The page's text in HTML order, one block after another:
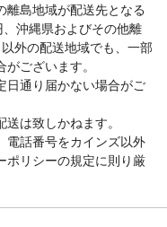
離島地域が配送先となる
沖縄県およびその他離
外の配送地域でも、一部
ございます。
日通り届かない場合がご
は致しかねます。
電話番号をカインズ以外
ポリシーの規定に則り厳